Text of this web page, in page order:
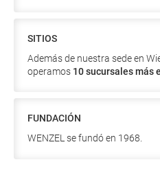
SITIOS
Además de nuestra sede en
operamos 10 sucursales más
FUNDACIÓN
WENZEL se fundó en 1968.